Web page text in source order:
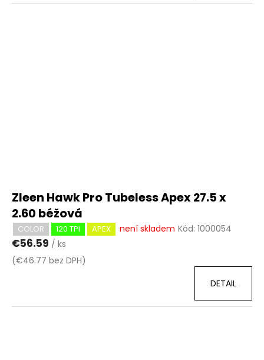
Zleen Hawk Pro Tubeless Apex 27.5 x
2.60 béžová
COLOR 120 TPI APEX není skladem Kód: 1000054
€56.59 / ks
(€46.77 bez DPH)
DETAIL